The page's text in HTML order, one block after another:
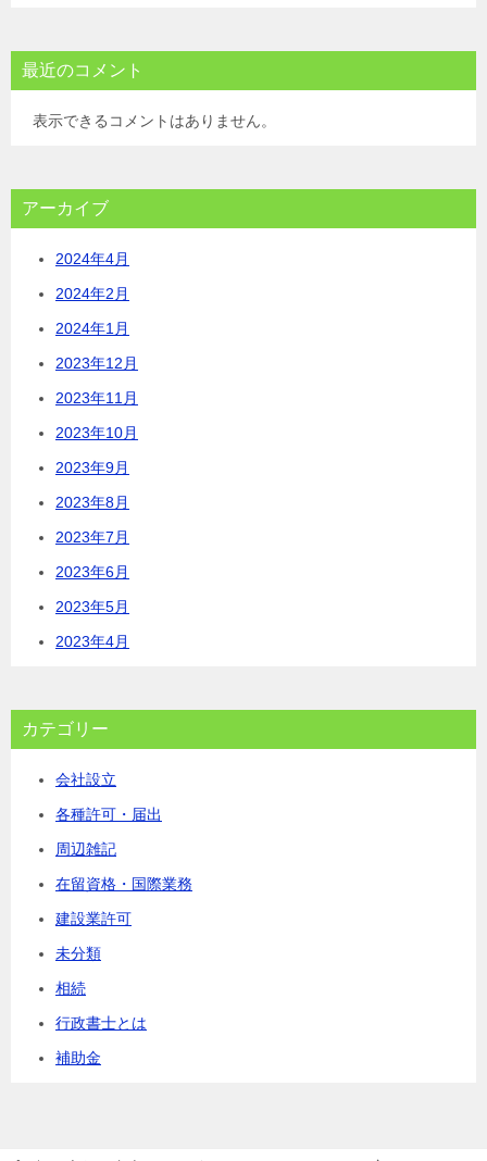
最近のコメント
表示できるコメントはありません。
アーカイブ
2024年4月
2024年2月
2024年1月
2023年12月
2023年11月
2023年10月
2023年9月
2023年8月
2023年7月
2023年6月
2023年5月
2023年4月
カテゴリー
会社設立
各種許可・届出
周辺雑記
在留資格・国際業務
建設業許可
未分類
相続
行政書士とは
補助金